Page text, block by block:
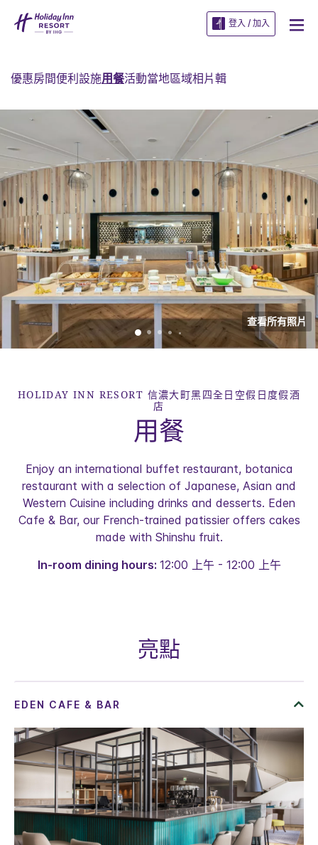
登入 / 加入
優惠房間便利設施用餐活動當地區域相片輯
查看所有照片
HOLIDAY INN RESORT 信濃大町黑四全日空假日度假酒
店
用餐
Enjoy an international buffet restaurant, botanica
restaurant with a selection of Japanese, Asian and
Western Cuisine including drinks and desserts. Eden
Cafe & Bar, our French-trained patissier offers cakes
made with Shinshu fruit.
In-room dining hours: 12:00 上午 - 12:00 上午
亮點